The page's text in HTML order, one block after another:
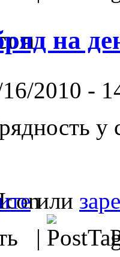
на
2010 -
или
|